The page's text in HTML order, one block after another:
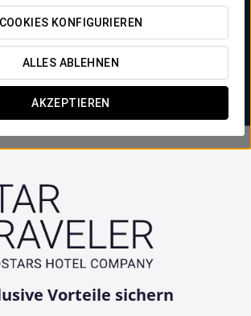
COOKIES KONFIGURIEREN
ALLES ABLEHNEN
AKZEPTIEREN

Vorteile sichern